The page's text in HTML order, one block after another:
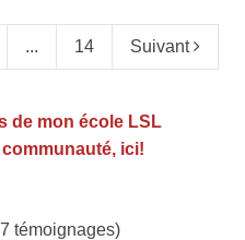
... 14 Suivant
de mon école LSL
ici!
témoignages)